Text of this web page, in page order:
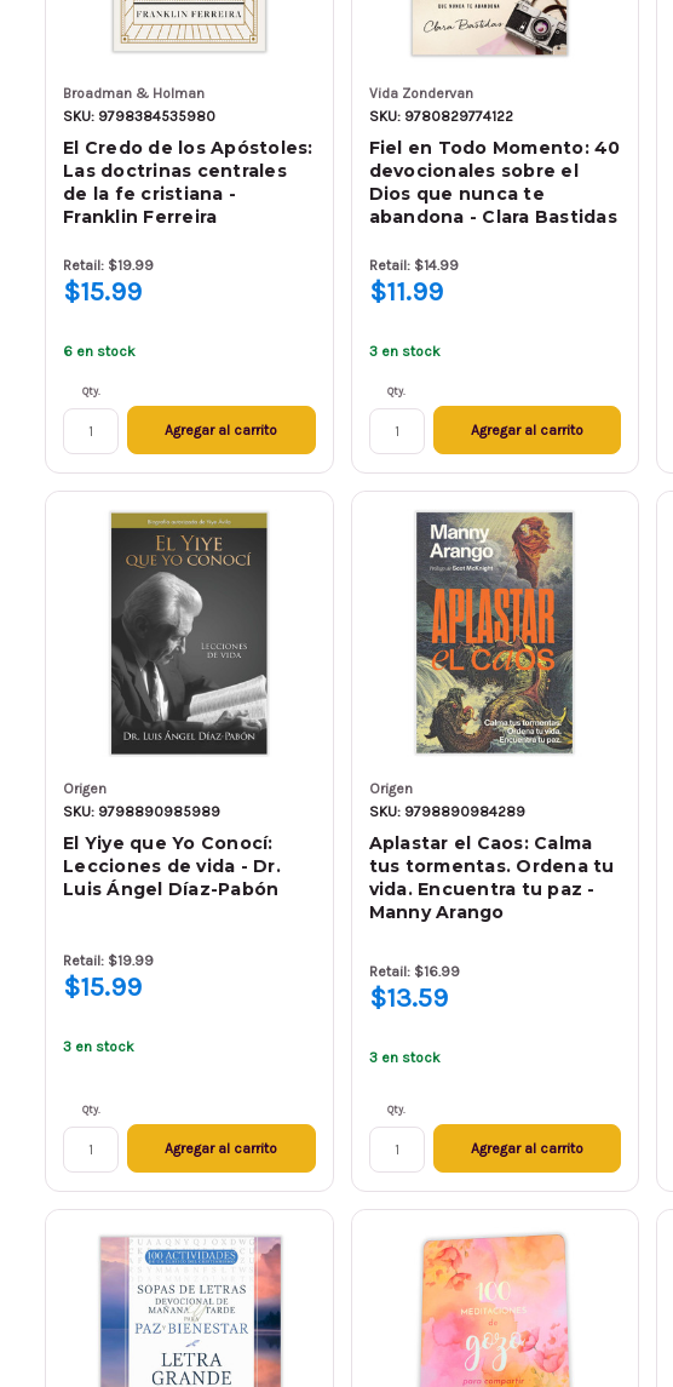
Broadman & Holman
SKU: 9798384535980
El Credo de los Apóstoles:
Las doctrinas centrales
de la fe cristiana -
Franklin Ferreira
Retail: $19.99
$15.99
6 en stock
Qty.
Agregar al carrito
Vida Zondervan
SKU: 9780829774122
Fiel en Todo Momento: 40
devocionales sobre el
Dios que nunca te
abandona - Clara Bastidas
Retail: $14.99
$11.99
3 en stock
Qty.
Agregar al carrito
Origen
SKU: 9798890985989
El Yiye que Yo Conocí:
Lecciones de vida - Dr.
Luis Ángel Díaz-Pabón
Retail: $19.99
$15.99
3 en stock
Qty.
Agregar al carrito
Origen
SKU: 9798890984289
Aplastar el Caos: Calma
tus tormentas. Ordena tu
vida. Encuentra tu paz -
Manny Arango
Retail: $16.99
$13.59
3 en stock
Qty.
Agregar al carrito